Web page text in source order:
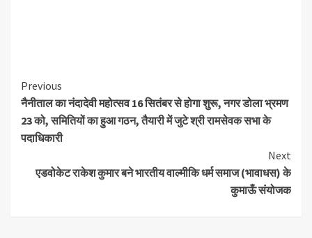
Continue
Reading
Previous
नैनीताल का नंदादेवी महोत्सव 16 सितंबर से होगा शुरू, नगर डोला भ्रमण
23 को, समितियों का हुआ गठन, तैयारी में जुटे श्री रामसेवक सभा के
पदाधिकारी
Next
एडवोकेट राकेश कुमार बने भारतीय वाल्मीकि धर्म समाज (भावाधस) के
कुमाऊँ संयोजक